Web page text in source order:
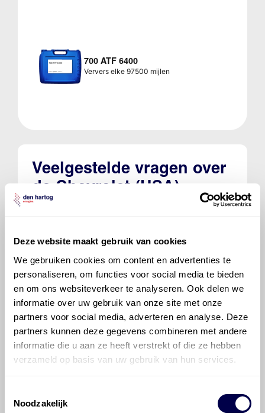
Deze website maakt gebruik van cookies
We gebruiken cookies om content en advertenties te
personaliseren, om functies voor social media te bieden
en om ons websiteverkeer te analyseren. Ook delen we
informatie over uw gebruik van onze site met onze
partners voor social media, adverteren en analyse. Deze
partners kunnen deze gegevens combineren met andere
informatie die u aan ze heeft verstrekt of die ze hebben
verzameld op basis van uw gebruik van hun services.
Noodzakelijk
700 ATF 6400
Ververs elke 97500 mijlen
Veelgestelde vragen over
de Chevrolet (USA)
Camaro
Welke motorolie adviseert Den Hartog
3.6 V6 (241 kW)?
Hoeveel motorolie gaat er in een
Chevrolet (USA) Camaro?
Hoe vaak moet de motorolie ververst
worden bij een Chevrolet (USA) Camaro?
Chevrolet (USA) Camaro is productadvies